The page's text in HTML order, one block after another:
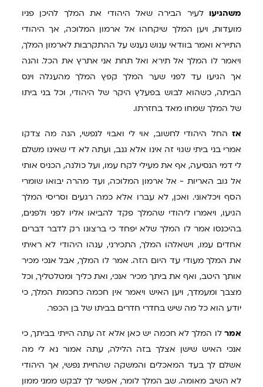
משהגיעו לעיר הבירה שאל היהודי את המלך להיכן פניו
מועדות, ויען המלך שיקחהו אל ארמון המלוכה, אך היהודי
התיירא ואמר בוודאי ענוש נענש על ההתקרבות לארמון המלך,
ויאמר לו המלך אל תירא ואל תחת אני אתרץ את הכל. והנה
אך הגיעו עד לפני שער המלך קפץ המלך מהעגלה וינס
הביתה, כשהוא לבוש בפעלץ היקר של היהודי, וכל בני ביתו
של המלך שמחו מאד בחזרתו.
אז החל היהודי לחשוב, אוי לי ואבוי לנפשי, הנה מה צדקו
אמרי בני ביתי שגוי זה אינו אלא גנב, ועתה לא די שאינו משלם
לי דמי הנסיעה, אף את מעילי לקח עמו, ועל כולנה, הכניס אותי
אל גוב האריות - אל ארמון המלוכה, ועד מהרה יבואו שומרי
הסף ויכלאוני. ואכן, לא עברו אלא כמה רגעים וסריסי המלך
הגיעו, ויאמרו ליהודי שהמלך פקד להביאו אליו לפני ולפנים,
בהיכנסו אמר לו המלך שלא יפחד כי ברצונו רק לדבר דברים
אחדים עמו, וישאלהו המלך, התכירני, ענהו היהודי לא ראיתי
את המלך מעודי עד היום הזה. אמר לו המלך, אבל אנכי מכיר
אותך היטב, ואף את ביתך מכיר אנכי, ואת כליך ומטלטליך, וכל
מצבך ומעמדך, ויען האיש ויאמר אין חכמה כחכמת המלך, כי
יודע הוא כל מה שיש בחדרי חדרים בביתו של בן הכפר.
אמר לו המלך לא חכמה יש כאן אלא זה עתה הייתי בביתך, כי
אנכי האיש שישן אצלך בזה הלילה, עתה אמור נא לי מה
אשלם לך בעד המאכלים והמשקה שהחיית נפשי, אך היהודי
לא השיב מאומה. שב המלך לומר, אפשר לך לבקש ממני ממון